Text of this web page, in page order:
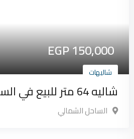
EGP150,000
شاليهات
شاليه 64 متر للبيع في الساحل الشمالي
الساحل الشمالي